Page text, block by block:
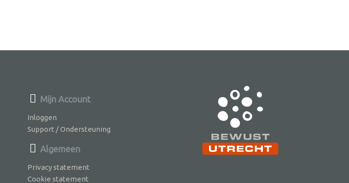
Mijn Account
Inloggen
Support / Ondersteuning
Algemeen
Privacy statement
Cookie statement